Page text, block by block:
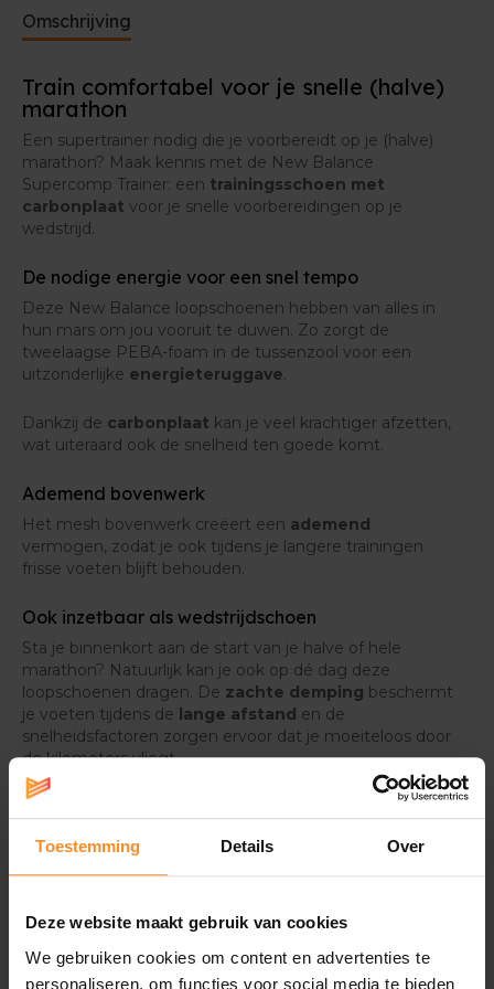
Toestemming Details Over
Deze website maakt gebruik van cookies
We gebruiken cookies om content en advertenties te
personaliseren, om functies voor social media te bieden
Sta je binnenkort aan de start van je halve of hele
beschermt je voeten tijdens delange afstanden de
snelheidsfactoren zorgen ervoor dat je moeiteloos
door de kilometers vliegt.
Omschrijving
Train comfortabel voor je snelle (halve)
marathon
Een supertrainer nodig die je voorbereidt op je (halve)
marathon? Maak kennis met de New Balance
Supercomp Trainer: een trainingsschoen met
carbonplaat voor je snelle voorbereidingen op je
wedstrijd.
De nodige energie voor een snel tempo
Deze New Balance loopschoenen hebben van alles in
hun mars om jou vooruit te duwen. Zo zorgt de
tweelaagse PEBA-foam in de tussenzool voor een
uitzonderlijke energieteruggave.
Dankzij de carbonplaat kan je veel krachtiger afzetten,
wat uiteraard ook de snelheid ten goede komt.
Ademend bovenwerk
Het mesh bovenwerk creëert een ademend
vermogen, zodat je ook tijdens je langere trainingen
frisse voeten blijft behouden.
Ook inzetbaar als wedstrijdschoen
Sta je binnenkort aan de start van je halve of hele
marathon? Natuurlijk kan je ook op dé dag deze
loopschoenen dragen. De zachte demping beschermt
je voeten tijdens de lange afstand en de
snelheidsfactoren zorgen ervoor dat je moeiteloos door
de kilometers vliegt.
Demping |